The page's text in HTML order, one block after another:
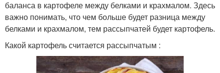
баланса в картофеле между белками и крахмалом. Здесь
важно понимать, что чем больше будет разница между
белками и крахмалом, тем рассыпчатей будет картофель.
Какой картофель считается рассыпчатым :